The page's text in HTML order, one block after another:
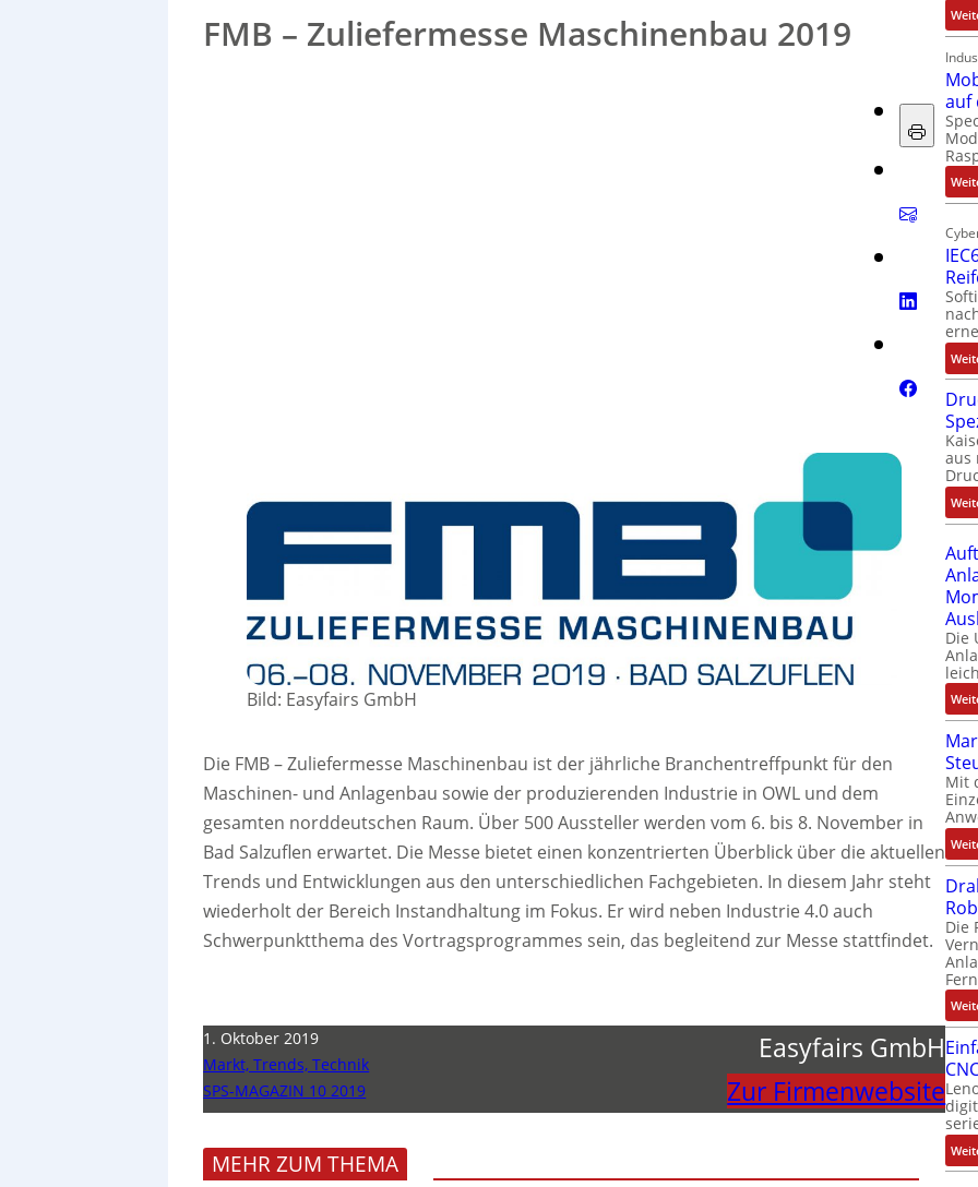
FMB – Zuliefermesse Maschinenbau 2019
Bild: Easyfairs GmbH
Die FMB – Zuliefermesse Maschinenbau ist der jährliche Branchentreffpunkt für den
Maschinen- und Anlagenbau sowie der produzierenden Industrie in OWL und dem
gesamten norddeutschen Raum. Über 500 Aussteller werden vom 6. bis 8. November in
Bad Salzuflen erwartet. Die Messe bietet einen konzentrierten Überblick über die aktuellen
Trends und Entwicklungen aus den unterschiedlichen Fachgebieten. In diesem Jahr steht
wiederholt der Bereich Instandhaltung im Fokus. Er wird neben Industrie 4.0 auch
Schwerpunktthema des Vortragsprogrammes sein, das begleitend zur Messe stattfindet.
1. Oktober 2019
Markt, Trends, Technik
SPS-MAGAZIN 10 2019
Easyfairs GmbH
Zur Firmenwebsite
MEHR ZUM THEMA
auf
aus
Die
Mit
Die